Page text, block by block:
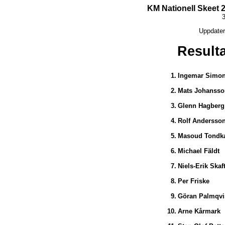
KM Nationell Skeet
1. Ingemar
2. Mats
3. Glenn Hagberg
4. Rolf
5. Masoud
6. Michael Fäldt
7. Niels-Erik
8. Per Friske
9. Göran
10. Arne Kårmark